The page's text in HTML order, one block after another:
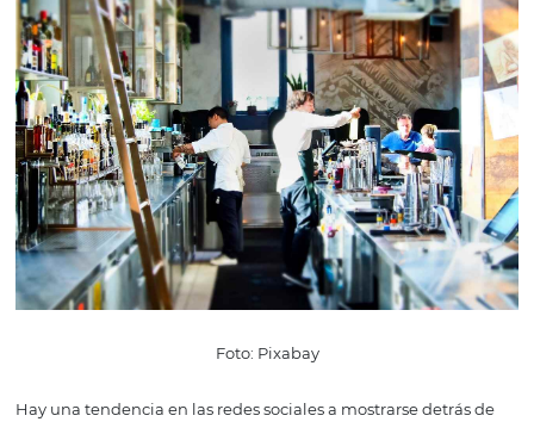
Foto: Pixabay
El encuadre en la fotografía generalmente se basa en
llamado la regla de los tercios. Los teléfonos celulares
generalmente tienen esta función que se muestra en
con líneas superpuestas. Los puntos de intersección de
cuatro líneas en el centro son los mejores lugares para
que desea fotografiar.